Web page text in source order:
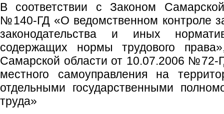
В соответствии с Законом
№140-ГД «О ведомственном контроле
законодательства и иных
содержащих нормы трудового
Самарской области от 10.07.2006 №72-
местного самоуправления на
отдельными государственными
труда»